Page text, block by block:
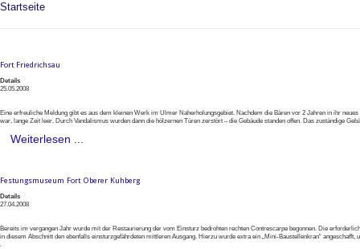
Startseite
Fort Friedrichsau
Details
25.05.2008
Eine erfreuliche Meldung gibt es aus dem kleinen Werk im Ulmer Naherholungsgebiet. Nachdem die Bären vor 2 Jahren in ihr
war, lange Zeit leer. Durch Vandalismus wurden dann die hölzernen Türen zerstört – die Gebäude standen offen. Das zuständige
Weiterlesen ...
Festungsmuseum Fort Oberer Kuhberg
Details
27.04.2008
Bereits im vergangen Jahr wurde mit der Restaurierung der vom Einsturz bedrohten rechten Contrescarpe begonnen. Die
in diesem Abschnitt den ebenfalls einsturzgefährdeten mittleren Ausgang. Hierzu wurde extra ein „Mini-Baustellenkran“
.